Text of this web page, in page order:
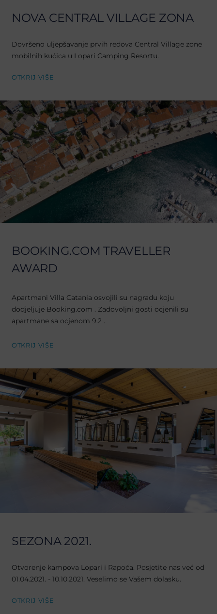
NOVA CENTRAL VILLAGE ZONA
Dovršeno uljepšavanje prvih redova Central Village zone
mobilnih kućica u Lopari Camping Resortu.
OTKRIJ VIŠE
BOOKING.COM TRAVELLER
AWARD
Apartmani Villa Catania osvojili su nagradu koju
dodjeljuje Booking.com . Zadovoljni gosti ocjenili su
apartmane sa ocjenom 9.2 .
OTKRIJ VIŠE
SEZONA 2021.
Otvorenje kampova Lopari i Rapoća. Posjetite nas već od
01.04.2021. - 10.10.2021. Veselimo se Vašem dolasku.
OTKRIJ VIŠE